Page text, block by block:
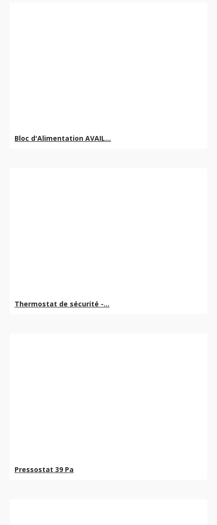
Bloc d'Alimentation AVAIL...
Thermostat de sécurité -...
Pressostat 39 Pa